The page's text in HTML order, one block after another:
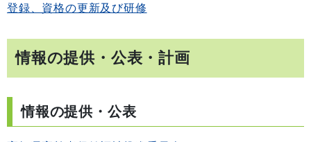
登録、資格の更新及び研修
情報の提供・公表・計画
情報の提供・公表